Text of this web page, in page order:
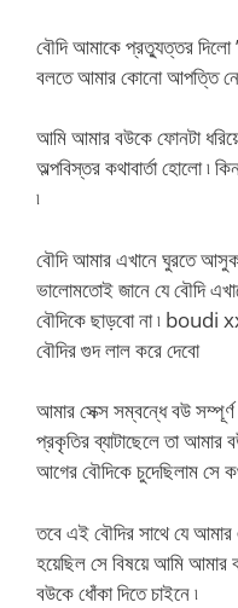
বৌদি আমাকে প্রত্যুত্তর দিলো
বলতে আমার কোনো আপত্তি নেই
আমি আমার বউকে ফোনটা
অল্পবিস্তর কথাবার্তা হোলো ৷
৷
বৌদি আমার এখানে ঘুরতে
ভালোমতোই জানে যে বৌদি
বৌদিকে ছাড়বো না ৷
বৌদির গুদ লাল করে দেবো
আমার সেক্স সম্বন্ধে বউ
প্রকৃতির ব্যাটাছেলে তা
আগের বৌদিকে চুদেছিলাম সে
তবে এই বৌদির সাথে যে
হয়েছিল সে বিষয়ে আমি
বউকে ধোঁকা দিতে চাইনে ৷